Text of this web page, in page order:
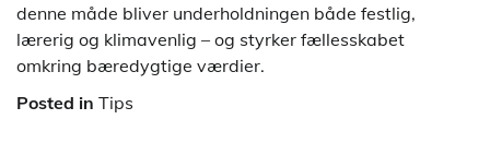
denne måde bliver underholdningen både festlig,
lærerig og klimavenlig – og styrker fællesskabet
omkring bæredygtige værdier.
Posted in Tips